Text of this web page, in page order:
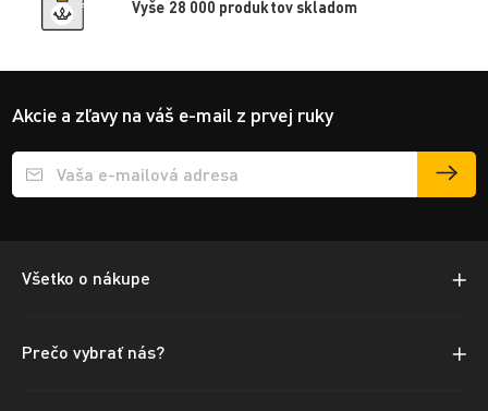
Vyše 28 000 produktov skladom
Akcie a zľavy na váš e-mail z prvej ruky
Přihlášení e-mailu k odběru
Všetko o nákupe
Prečo vybrať nás?